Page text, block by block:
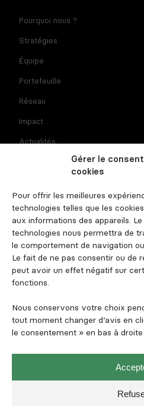
Gérer le
cookies
Pour offrir les meilleures
technologies telles que les
aux informations des appareils.
technologies nous permettra de
le comportement de navigation
Le fait de ne pas consentir ou de
peut avoir un effet négatif sur
fonctions.
Nous conservons votre choix
tout moment changer d’avis en
le consentement » en bas à
Notre newsletter est réservée
adresse e-mail vous
données à caractère
Pourquoi nous ?
Stratégies
Équipe
Portefeuille
Réseau
Impact
Actualités
Suivez-nous
Mentions légales et informations
Politique de cookies